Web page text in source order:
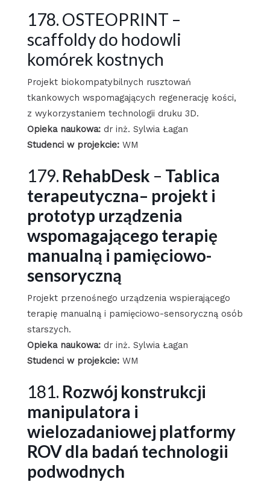
178. OSTEOPRINT –
scaffoldy do hodowli
komórek kostnych
Projekt biokompatybilnych rusztowań
tkankowych wspomagających regenerację kości,
z wykorzystaniem technologii druku 3D.
Opieka naukowa:dr inż. Sylwia Łagan
Studenci w projekcie: WM
179. RehabDesk – Tablica
terapeutyczna– projekt i
prototyp urządzenia
wspomagającego terapię
manualną i pamięciowo-
sensoryczną
Projekt przenośnego urządzenia wspierającego
terapię manualną i pamięciowo-sensoryczną osób
starszych.
Opieka naukowa:dr inż. Sylwia Łagan
Studenci w projekcie: WM
181. Rozwój konstrukcji
manipulatora i
wielozadaniowej platformy
ROV dla badań technologii
podwodnych